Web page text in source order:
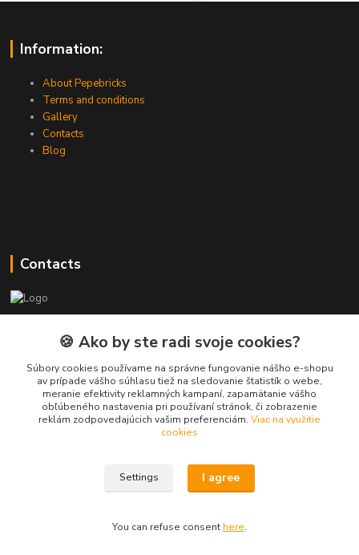
Information:
About Pepebricks
Terms and conditions
Gallery
Contacts
Blog
Contacts
+421 915 709 534
(Mo-Fri, 9-17 hod.) or Whatsap 24/7
skifi.space@gmail.com
🍪 Ako by ste radi svoje cookies?
Súbory cookies používame na správne fungovanie nášho e-shopu
av prípade vášho súhlasu tiež na sledovanie štatistík o webe,
meranie efektivity reklamných kampaní, zapamätanie vášho
obľúbeného nastavenia pri používaní stránok, či zobrazenie
reklám zodpovedajúcich vašim preferenciám. Viac na využitie
cookies
Settings I agree
You can refuse consent here.